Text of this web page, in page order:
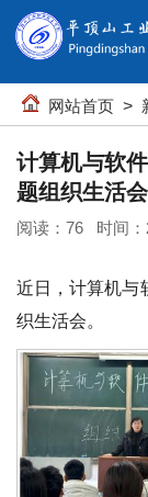
网站首页 >
计算机与软
题组织生活会
阅读： 76 时间：
近日，计算机与
织生活会。